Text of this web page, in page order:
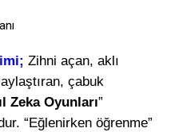
; Zihni açan, aklı
çabuk
Zeka Oyunları”
“Eğlenirken öğrenme”